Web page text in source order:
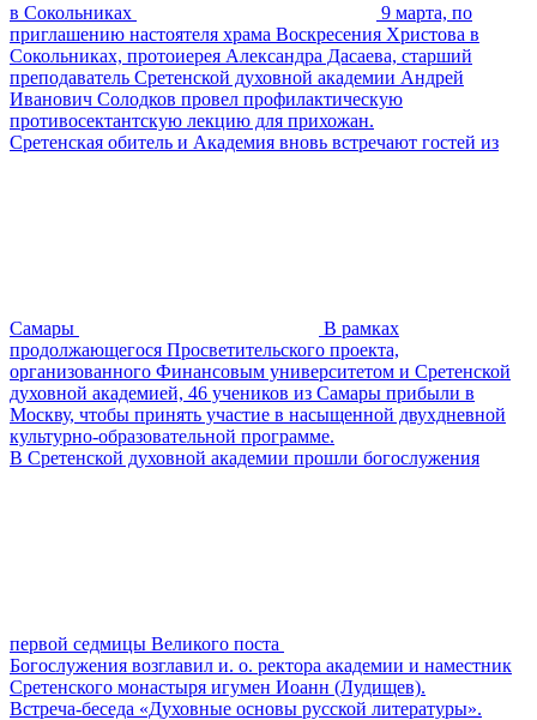
в Сокольниках
9 марта, по
приглашению настоятеля храма Воскресения Христова в
Сокольниках, протоиерея Александра Дасаева, старший
преподаватель Сретенской духовной академии Андрей
Иванович Солодков провел профилактическую
противосектантскую лекцию для прихожан.
Сретенская обитель и Академия вновь встречают гостей из
Самары
В рамках
продолжающегося Просветительского проекта,
организованного Финансовым университетом и Сретенской
духовной академией, 46 учеников из Самары прибыли в
Москву, чтобы принять участие в насыщенной двухдневной
культурно-образовательной программе.
В Сретенской духовной академии прошли богослужения
первой седмицы Великого поста
Богослужения возглавил и. о. ректора академии и наместник
Сретенского монастыря игумен Иоанн (Лудищев).
Встреча-беседа «Духовные основы русской литературы».